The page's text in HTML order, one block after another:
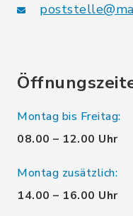
Montag bis Freitag:
08.00 – 12.00 Uhr
Montag zusätzlich:
14.00 – 16.00 Uhr